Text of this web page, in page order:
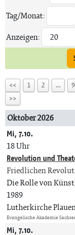
Tag/Monat:
Anzeigen:
<< 1 2 … 9
>>
Oktober 2026
Mi, 7.10.
18 Uhr
Revolution und
Friedlichen
Die Rolle von
1989
Lutherkirche
Evangelische Akademie
Mi, 7.10.